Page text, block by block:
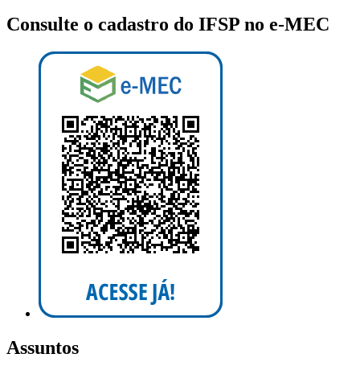
Consulte o cadastro do IFSP no e-MEC
Assuntos